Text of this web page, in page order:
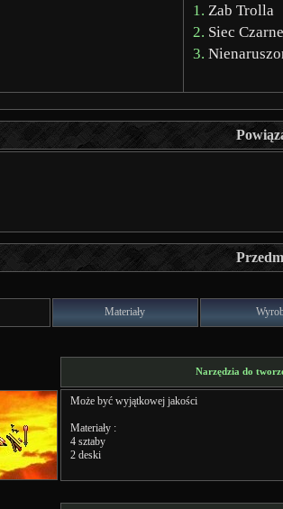
1. Zab Trolla
2. Siec
3.
Materiały
Narzędzia do
Może być wyjątkowej jakości
Materiały :
4 sztaby
2 deski